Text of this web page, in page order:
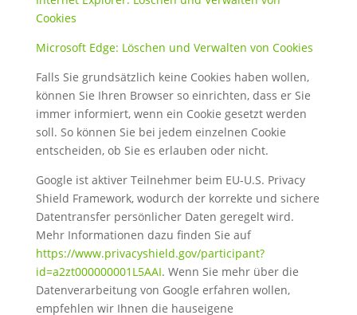
Cookies
Microsoft Edge: Löschen und Verwalten von Cookies
Falls Sie grundsätzlich keine Cookies haben wollen,
können Sie Ihren Browser so einrichten, dass er Sie
immer informiert, wenn ein Cookie gesetzt werden
soll. So können Sie bei jedem einzelnen Cookie
entscheiden, ob Sie es erlauben oder nicht.
Google ist aktiver Teilnehmer beim EU-U.S. Privacy
Shield Framework, wodurch der korrekte und sichere
Datentransfer persönlicher Daten geregelt wird.
Mehr Informationen dazu finden Sie auf
https://www.privacyshield.gov/participant?
id=a2zt000000001L5AAI. Wenn Sie mehr über die
Datenverarbeitung von Google erfahren wollen,
empfehlen wir Ihnen die hauseigene